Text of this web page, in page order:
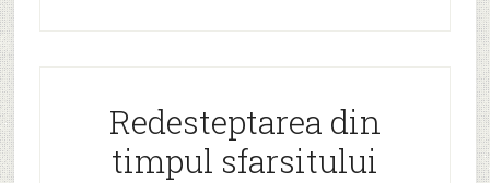
Redesteptarea din
timpul sfarsitului